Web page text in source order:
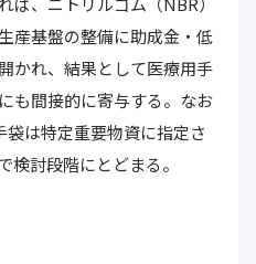
産基盤の整備に助成金・低
かれ、結果として医療用手
も間接的に寄与する。なお
袋は特定重要物資に指定さ
検討段階にとどまる。